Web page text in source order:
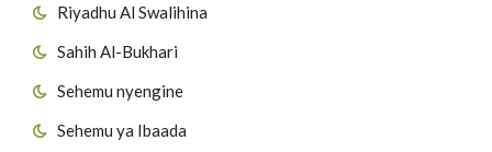
Riyadhu Al Swalihina
Sahih Al-Bukhari
Sehemu nyengine
Sehemu ya Ibaada